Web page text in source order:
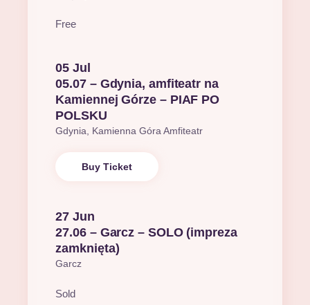
Free
05 Jul
05.07 – Gdynia, amfiteatr na
Kamiennej Górze – PIAF PO
POLSKU
Gdynia, Kamienna Góra Amfiteatr
Buy Ticket
27 Jun
27.06 – Garcz – SOLO (impreza
zamknięta)
Garcz
Sold